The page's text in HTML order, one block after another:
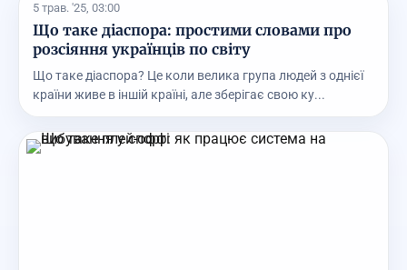
5 трав. '25, 03:00
Що таке діаспора: простими словами про
розсіяння українців по світу
Що таке діаспора? Це коли велика група людей з однієї
країни живе в іншій країні, але зберігає свою ку...